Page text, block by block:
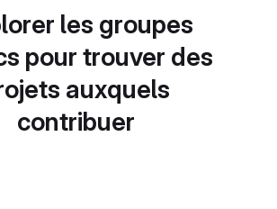
les groupes
pour trouver des
auxquels
contribuer